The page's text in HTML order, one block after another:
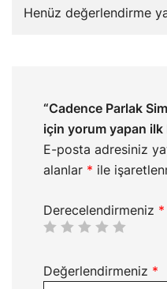
Henüz değerlendirme
“Cadence Parlak
için yorum yapan
E-posta adresiniz
alanlar * ile
Derecelendirmeniz *
Değerlendirmeniz *